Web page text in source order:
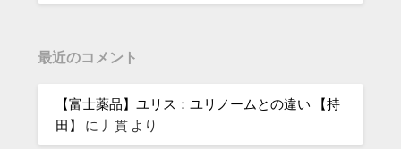
最近のコメント
【富士薬品】ユリス：ユリノームとの違い 【持
田】
に 丿貫 より